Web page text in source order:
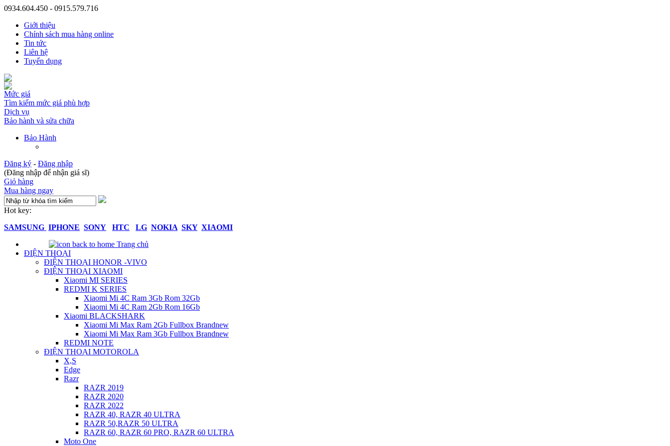
0934.604.450 - 0915.579.716
Giới thiệu
Chính sách mua hàng online
Tin tức
Liên hệ
Tuyển dụng
Mức giá
Tìm kiếm mức giá phù hợp
Dịch vụ
Bảo hành và sửa chữa
Bảo Hành
Đăng ký - Đăng nhập
(Đăng nhập để nhận giá sĩ)
Giỏ hàng
Mua hàng ngay
Hot key:
SAMSUNG IPHONE SONY HTC LG NOKIA SKY XIAOMI
Trang chủ
ĐIỆN THOẠI
ĐIỆN THOẠI HONOR -VIVO
ĐIỆN THOẠI XIAOMI
Xiaomi MI SERIES
REDMI K SERIES
Xiaomi Mi 4C Ram 3Gb Rom 32Gb
Xiaomi Mi 4C Ram 2Gb Rom 16Gb
Xiaomi BLACKSHARK
Xiaomi Mi Max Ram 2Gb Fullbox Brandnew
Xiaomi Mi Max Ram 3Gb Fullbox Brandnew
REDMI NOTE
ĐIỆN THOẠI MOTOROLA
X,S
Edge
Razr
RAZR 2019
RAZR 2020
RAZR 2022
RAZR 40, RAZR 40 ULTRA
RAZR 50,RAZR 50 ULTRA
RAZR 60, RAZR 60 PRO, RAZR 60 ULTRA
Moto One